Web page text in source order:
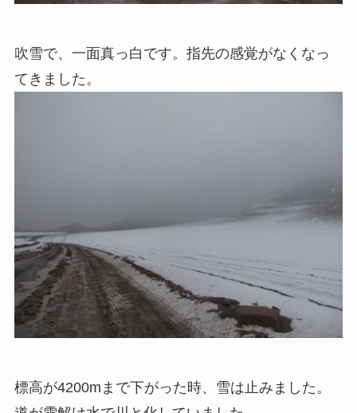
吹雪で、一面真っ白です。指先の感覚がなくなっ
てきました。
標高が4200mまで下がった時、雪は止みました。